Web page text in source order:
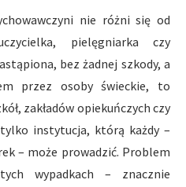
nie różni się od
pielęgniarka czy
bez żadnej szkody, a
przez osoby świeckie, to
zakładów opiekuńczych czy
instytucja, którą każdy –
– może prowadzić. Problem
wypadkach – znacznie